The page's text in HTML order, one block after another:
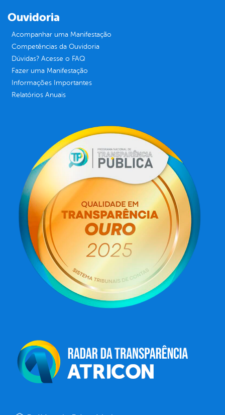
Ouvidoria
Acompanhar uma Manifestação
Competências da Ouvidoria
Dúvidas? Acesse o FAQ
Fazer uma Manifestação
Informações Importantes
Relatórios Anuais